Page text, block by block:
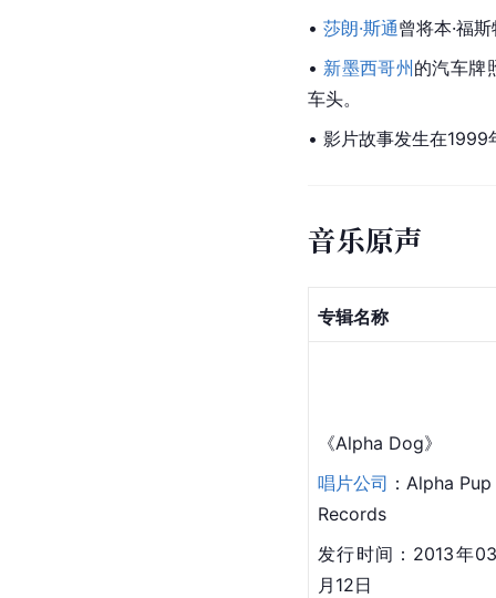
• 莎朗·斯通曾将本·福
• 新墨西哥州的汽车牌
车头。
• 影片故事发生在
音乐原声
专辑名称
《Alpha Dog》
唱片公司 ：Alpha Pup
Records
发行时间：2013年03
月12日